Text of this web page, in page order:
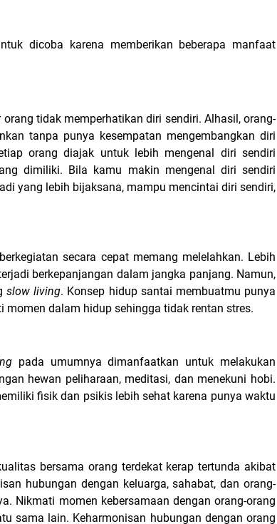
dicoba karena memberikan beberapa manfaat
tidak memperhatikan diri sendiri. Alhasil, orang-
tanpa punya kesempatan mengembangkan diri
orang diajak untuk lebih mengenal diri sendiri
dimiliki. Bila kamu makin mengenal diri sendiri
yang lebih bijaksana, mampu mencintai diri sendiri,
secara cepat memang melelahkan. Lebih
berkepanjangan dalam jangka panjang. Namun,
slow living. Konsep hidup santai membuatmu punya
dalam hidup sehingga tidak rentan stres.
pada umumnya dimanfaatkan untuk melakukan
hewan peliharaan, meditasi, dan menekuni hobi.
fisik dan psikis lebih sehat karena punya waktu
bersama orang terdekat kerap tertunda akibat
hubungan dengan keluarga, sahabat, dan orang-
Nikmati momen kebersamaan dengan orang-orang
sama lain. Keharmonisan hubungan dengan orang